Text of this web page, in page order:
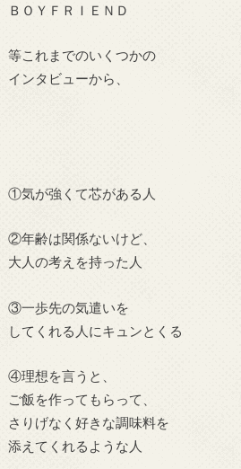
ＢＯＹＦＲＩＥＮＤ
等これまでのいくつかの
インタビューから、
①気が強くて芯がある人
②年齢は関係ないけど、
大人の考えを持った人
③一歩先の気遣いを
してくれる人にキュンとくる
④理想を言うと、
ご飯を作ってもらって、
さりげなく好きな調味料を
添えてくれるような人